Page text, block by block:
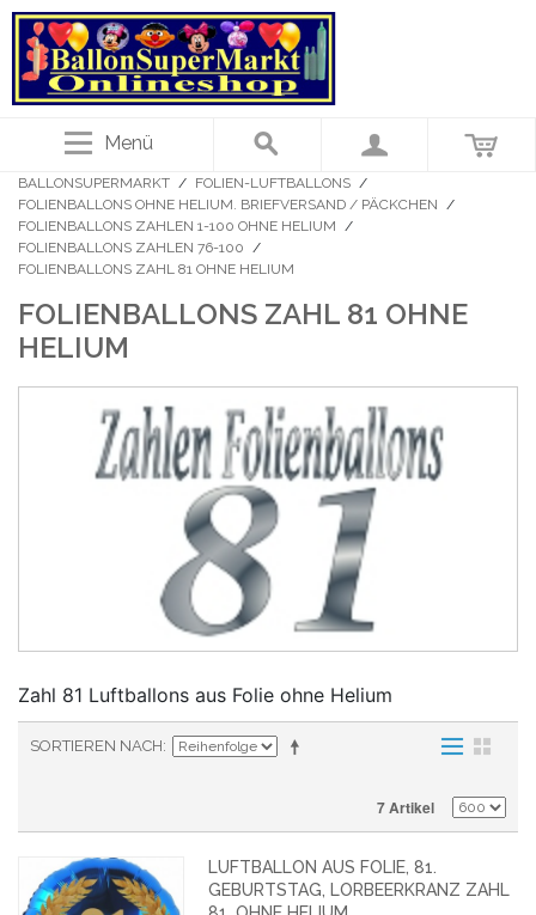
Menü
BALLONSUPERMARKT / FOLIEN-LUFTBALLONS /
FOLIENBALLONS OHNE HELIUM. BRIEFVERSAND / PÄCKCHEN /
FOLIENBALLONS ZAHLEN 1-100 OHNE HELIUM /
FOLIENBALLONS ZAHLEN 76-100 /
FOLIENBALLONS ZAHL 81 OHNE HELIUM
FOLIENBALLONS ZAHL 81 OHNE
HELIUM
Zahl 81 Luftballons aus Folie ohne Helium
SORTIEREN NACH
7 Artikel
LUFTBALLON AUS FOLIE, 81.
GEBURTSTAG, LORBEERKRANZ ZAHL